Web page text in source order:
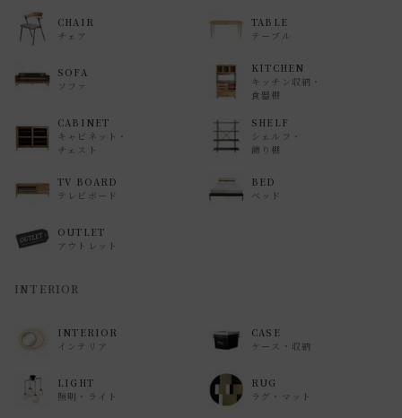
ご覧ください。
CHAIR
チェア
TABLE
テーブル
SOFA
ソファ
KITCHEN
キッチン収納・
食器棚
CABINET
キャビネット・
チェスト
SHELF
シェルフ・
飾り棚
TV BOARD
テレビボード
BED
ベッド
OUTLET
アウトレット
INTERIOR
INTERIOR
インテリア
CASE
ケース・収納
LIGHT
照明・ライト
RUG
ラグ・マット